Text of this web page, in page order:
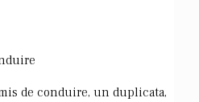
de conduire, un duplicata,